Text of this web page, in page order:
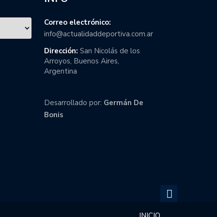
Correo electrónico:
info@actualidaddeportiva.com.ar
Dirección: San Nicolás de los
Arroyos, Buenos Aires,
Argentina
Desarrollado por: Germán De
Bonis